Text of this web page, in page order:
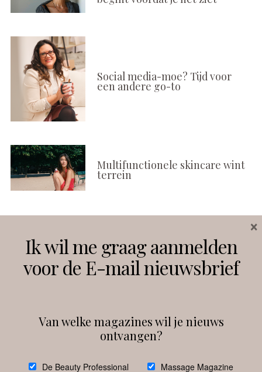
Social media-moe? Tijd voor
een andere go-to
Multifunctionele skincare wint
terrein
Instagram Facebook
debeautyprofessional
Ik wil me graag aanmelden
voor de E-mail nieuwsbrief
Van welke magazines wil je nieuws
ontvangen?
De Beauty Professional Massage Magazine
×